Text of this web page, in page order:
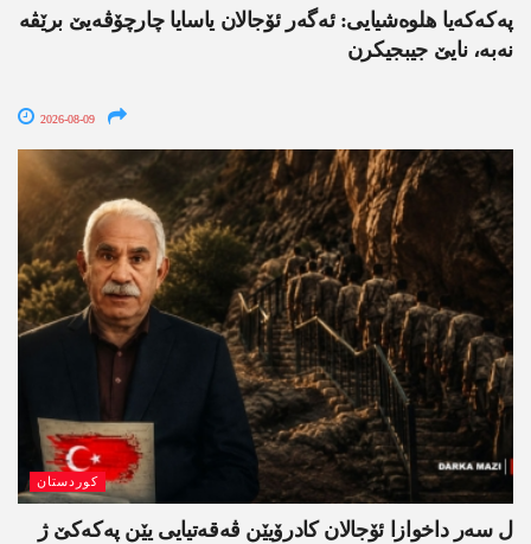
په‌كه‌كه‌یا هلوه‌شیایی: ئەگەر ئۆجالان یاسایا چارچۆڤەیێ برێڤە
نه‌به‌، نایێ جیبجیکرن
2026-08-09
کوردستان
ل سەر داخوازا ئۆجالان کادرۆیێن ڤەقەتیایی یێن پەکەکێ ژ